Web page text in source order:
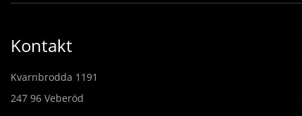
Kontakt
Kvarnbrodda 1191
247 96 Veberöd